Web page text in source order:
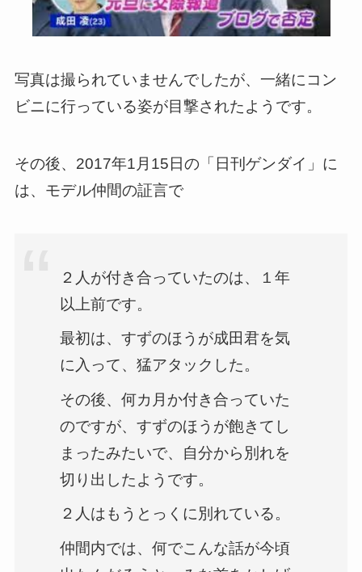
写真は撮られていませんでしたが、一緒にコン
ビニに行っている姿が目撃されたようです。
その後、2017年1月15日の「日刊ゲンダイ」に
は、モデル仲間の証言で
２人が付き合っていたのは、１年
以上前です。
最初は、すずのほうが成田君を気
に入って、猛アタックした。
その後、何カ月か付き合っていた
のですが、すずのほうが飽きてし
まったみたいで、自分から別れを
切り出したようです。
２人はもうとっくに別れている。
仲間内では、何でこんな話が今頃